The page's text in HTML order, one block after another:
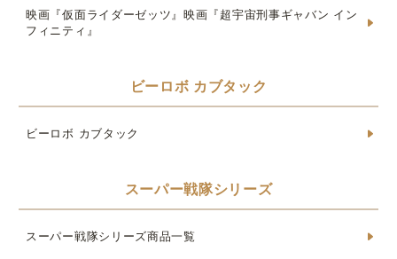
映画『仮面ライダーゼッツ』映画『超宇宙刑事ギャバン イン
フィニティ』
ビーロボ カブタック
ビーロボ カブタック
スーパー戦隊シリーズ
スーパー戦隊シリーズ商品一覧